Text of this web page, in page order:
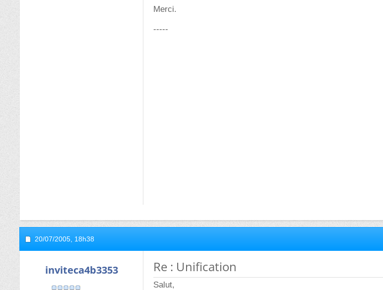
Merci.
-----
20/07/2005, 18h38
inviteca4b3353 Re : Unification
Salut,